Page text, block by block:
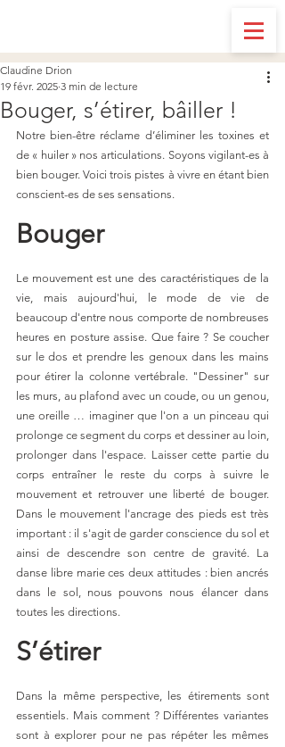
Bouger, s’étirer, bâiller !
Claudine Drion
19 févr. 2025 3 min de lecture
Notre bien-être réclame d’éliminer les toxines et
de « huiler » nos articulations. Soyons vigilant-es à
bien bouger. Voici trois pistes à vivre en étant bien
conscient-es de ses sensations.
Bouger
Le mouvement est une des caractéristiques de la
vie, mais aujourd'hui, le mode de vie de
beaucoup d'entre nous comporte de nombreuses
heures en posture assise. Que faire ? Se coucher
sur le dos et prendre les genoux dans les mains
pour étirer la colonne vertébrale. "Dessiner" sur
les murs, au plafond avec un coude, ou un genou,
une oreille … imaginer que l'on a un pinceau qui
prolonge ce segment du corps et dessiner au loin,
prolonger dans l'espace. Laisser cette partie du
corps entraîner le reste du corps à suivre le
mouvement et retrouver une liberté de bouger.
Dans le mouvement l'ancrage des pieds est très
important : il s'agit de garder conscience du sol et
ainsi de descendre son centre de gravité. La
danse libre marie ces deux attitudes : bien ancrés
dans le sol, nous pouvons nous élancer dans
toutes les directions.
S’étirer
Dans la même perspective, les étirements sont
essentiels. Mais comment ? Différentes variantes
sont à explorer pour ne pas répéter les mêmes